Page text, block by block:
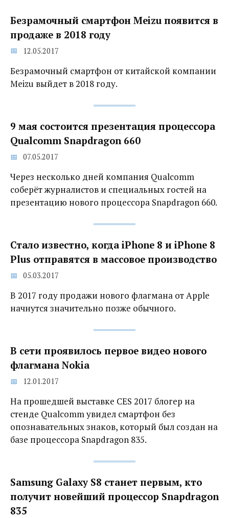
Безрамочный смартфон Meizu появится в
продаже в 2018 году‍
12.05.2017
Безрамочный смартфон от китайской компании
Meizu выйдет в 2018 году.
9 мая состоится презентация процессора
Qualcomm Snapdragon 660
07.05.2017
Через несколько дней компания Qualcomm
соберёт журналистов и специальных гостей на
презентацию нового процессора Snapdragon 660.
Стало известно, когда iPhone 8 и iPhone 8
Plus отправятся в массовое производство
05.03.2017
В 2017 году продажи нового флагмана от Apple
начнутся значительно позже обычного.
В сети проявилось первое видео нового
флагмана Nokia
12.01.2017
На прошедшей выставке CES 2017 блогер на
стенде Qualcomm увидел смартфон без
опознавательных знаков, который был создан на
базе процессора Snapdragon 835.
Samsung Galaxy S8 станет первым, кто
получит новейший процессор Snapdragon
835